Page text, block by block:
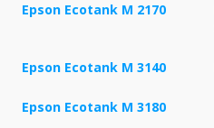
Epson Ecotank M 2170
Epson Ecotank M 3140
Epson Ecotank M 3180